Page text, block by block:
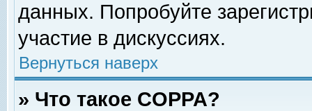
данных. Попробуйте
участие в дискуссиях.
Вернуться наверх
» Что такое COPPA?